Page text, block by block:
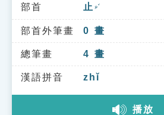
索引選單
知識索引
單字索引
生命大百科索引
部首 止 ㄓˇ
部首外筆畫 0 畫
總筆畫 4 畫
漢語拼音 zhǐ
播放